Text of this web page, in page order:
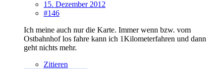
15. Dezember 2012
#146
Ich meine auch nur die Karte. Immer wenn bzw. vom
Ostbahnhof los fahre kann ich 1Kilometerfahren und dann
geht nichts mehr.
Zitieren